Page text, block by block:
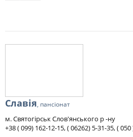
Славія, пансіонат
м. Святогірськ Слов'янського р -ну
+38 ( 099) 162-12-15, ( 06262) 5-31-35, (